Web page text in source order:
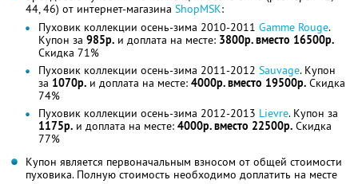
44, 46) от интернет-магазина ShopMSK:
Пуховик коллекции осень-зима 2010-2011 Gamme Rouge.
Купон за 985р. и доплата на месте: 3800р. вместо 16500р.
Скидка 71%
Пуховик коллекции осень-зима 2011-2012 Sauvage. Купон
за 1070р. и доплата на месте: 4000р. вместо 19500р. Скидка
74%
Пуховик коллекции осень-зима 2012-2013 Lievre. Купон за
1175р. и доплата на месте: 4000р. вместо 22500р. Скидка
77%
Купон является первоначальным взносом от общей стоимости
пуховика. Полную стоимость необходимо доплатить на месте